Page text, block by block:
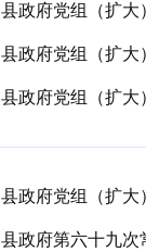
县政府党组（扩大
县政府党组（扩大
县政府党组（扩大
县政府党组（扩大
县政府第六十九次